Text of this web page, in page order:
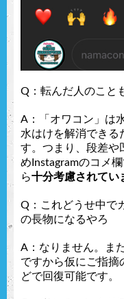
Q：転んだ人のこと
A：「オワコン」は
水はけを解消できる
す。つまり、段差や
めInstagramのコメ
ら十分考慮されてい
Q：これどうせ中で
の長物になるやろ
A：なりません。ま
ですから仮にご指摘
どで回復可能です。